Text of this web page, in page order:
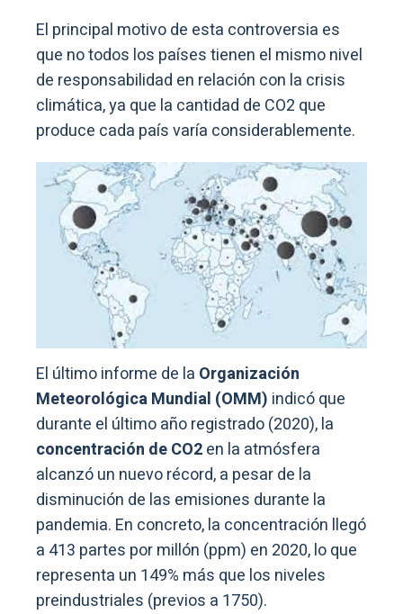
El principal motivo de esta controversia es
que no todos los países tienen el mismo nivel
de responsabilidad en relación con la crisis
climática, ya que la cantidad de CO2 que
produce cada país varía considerablemente.
El último informe de la Organización
Meteorológica Mundial (OMM) indicó que
durante el último año registrado (2020), la
concentración de CO2en la atmósfera
alcanzó un nuevo récord, a pesar de la
disminución de las emisiones durante la
pandemia. En concreto, la concentración llegó
a 413 partes por millón (ppm) en 2020, lo que
representa un 149% más que los niveles
preindustriales (previos a 1750).